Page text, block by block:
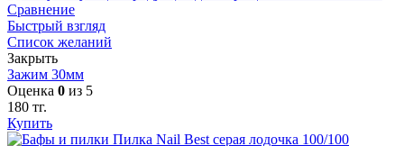
Сравнение
Быстрый взгляд
Список желаний
Закрыть
Зажим 30мм
Оценка 0 из 5
180 тг.
Купить